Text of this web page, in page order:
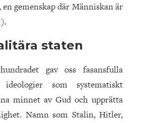
gemenskap där Människan är
staten
gav oss fasansfulla
som systematiskt
minnet av Gud och upprätta
Namn som Stalin, Hitler,